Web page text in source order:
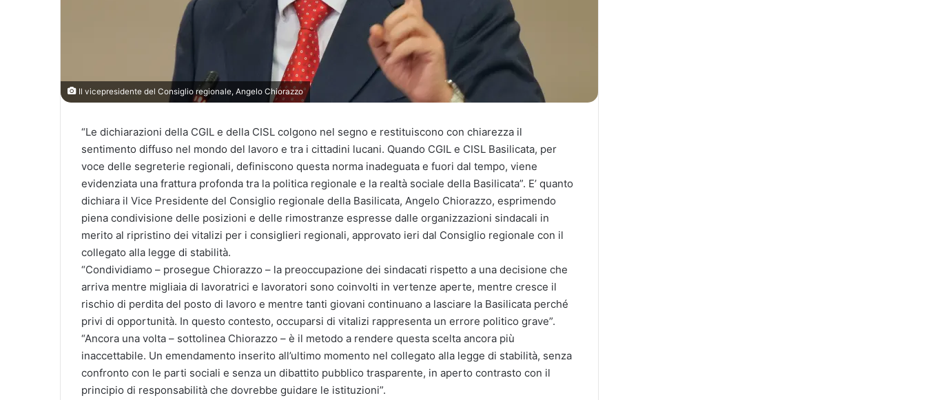
Il vicepresidente del Consiglio regionale, Angelo Chiorazzo
“Le dichiarazioni della CGIL e della CISL colgono nel segno e restituiscono con chiarezza il
sentimento diffuso nel mondo del lavoro e tra i cittadini lucani. Quando CGIL e CISL Basilicata, per
voce delle segreterie regionali, definiscono questa norma inadeguata e fuori dal tempo, viene
evidenziata una frattura profonda tra la politica regionale e la realtà sociale della Basilicata”. E’ quanto
dichiara il Vice Presidente del Consiglio regionale della Basilicata, Angelo Chiorazzo, esprimendo
piena condivisione delle posizioni e delle rimostranze espresse dalle organizzazioni sindacali in
merito al ripristino dei vitalizi per i consiglieri regionali, approvato ieri dal Consiglio regionale con il
collegato alla legge di stabilità.
“Condividiamo – prosegue Chiorazzo – la preoccupazione dei sindacati rispetto a una decisione che
arriva mentre migliaia di lavoratrici e lavoratori sono coinvolti in vertenze aperte, mentre cresce il
rischio di perdita del posto di lavoro e mentre tanti giovani continuano a lasciare la Basilicata perché
privi di opportunità. In questo contesto, occuparsi di vitalizi rappresenta un errore politico grave”.
“Ancora una volta – sottolinea Chiorazzo – è il metodo a rendere questa scelta ancora più
inaccettabile. Un emendamento inserito all’ultimo momento nel collegato alla legge di stabilità, senza
confronto con le parti sociali e senza un dibattito pubblico trasparente, in aperto contrasto con il
principio di responsabilità che dovrebbe guidare le istituzioni”.